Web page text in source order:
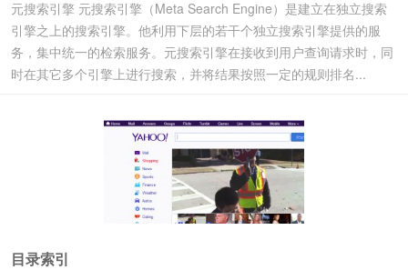
元搜索引擎 元搜索引擎（Meta Search Engine）是建立在独立搜索
引擎之上的搜索引擎。他利用下层的若干个独立搜索引擎提供的服
务，集中统一的检索服务。元搜索引擎在接收到用户查询请求时，同
时在其它多个引擎上进行搜索，并将结果按照一定的规则排名...
目录索引